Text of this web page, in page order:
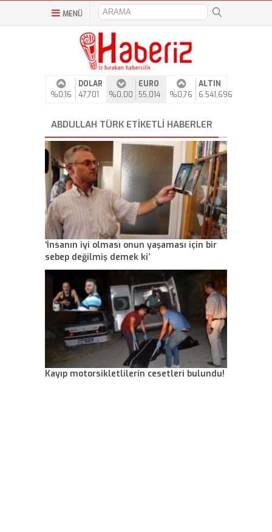
MENÜ
%0,16
DOLAR
47,701
%0,00
EURO
55,014
%0,76
ALTIN
6.541,696
ABDULLAH TÜRK ETIKETLI HABERLER
‘İnsanın iyi olması onun yaşaması için bir
sebep değilmiş demek ki’
Kayıp motorsikletlilerin cesetleri bulundu!